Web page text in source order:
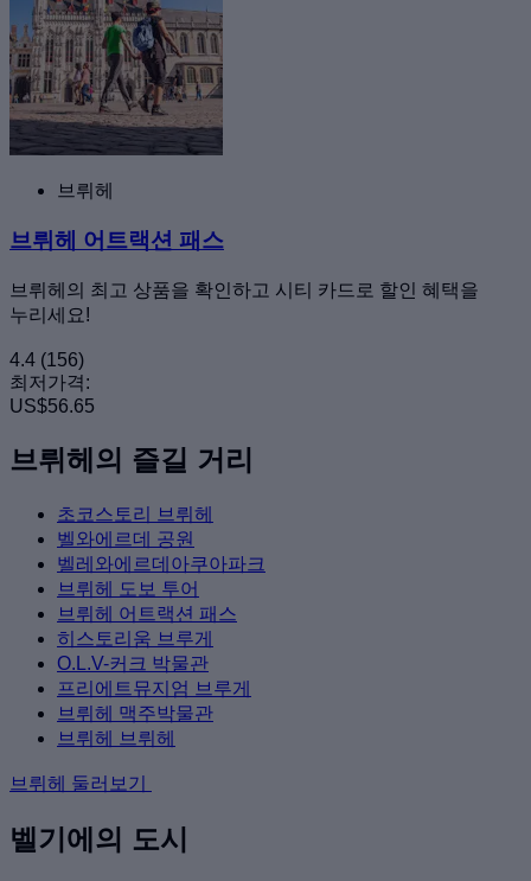
브뤼헤
브뤼헤 어트랙션 패스
브뤼헤의 최고 상품을 확인하고 시티 카드로 할인 혜택을
누리세요!
4.4 (156)
최저가격:
US$56.65
브뤼헤의 즐길 거리
초코스토리 브뤼헤
벨와에르데 공원
벨레와에르데아쿠아파크
브뤼헤 도보 투어
브뤼헤 어트랙션 패스
히스토리움 브루게
O.L.V-커크 박물관
프리에트뮤지엄 브루게
브뤼헤 맥주박물관
브뤼헤 브뤼헤
브뤼헤 둘러보기
벨기에의 도시